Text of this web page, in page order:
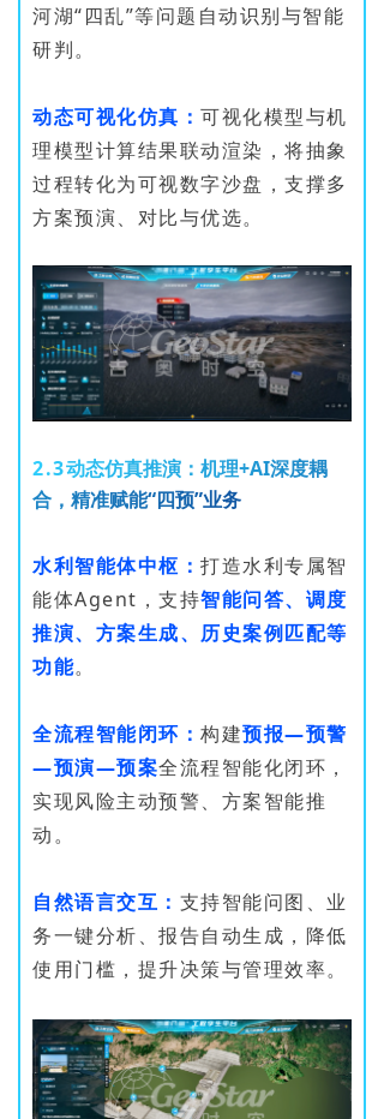
河湖“四乱”等问题自动识别与智能
研判。
动态可视化仿真： 可视化模型与机
理模型计算结果联动渲染，将抽象
过程转化为可视数字沙盘，支撑多
方案预演、对比与优选。
2.3动态仿真推演： 机理+AI深度耦
合 ， 精准赋能“四预”业务
水利智能体中枢： 打造水利专属智
能体Agent，支持智能问答、调度
推演、方案生成、历史案例匹配等
功能。
全流程智能闭环： 构建预报—预警
—预演—预案全流程智能化闭环，
实现风险主动预警、方案智能推
动。
自然语言交互： 支持智能问图、业
务一键分析、报告自动生成，降低
使用门槛，提升决策与管理效率。